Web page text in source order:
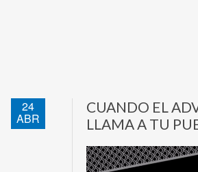
24
ABR
CUANDO EL
LLAMA A TU